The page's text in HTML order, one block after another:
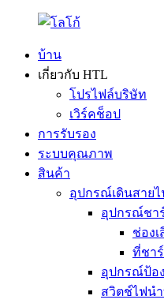
บ้าน
เกี่ยวกับ HTL
โปรไฟล์บริษัท
เวิร์คช็อป
การรับรอง
ระบบคุณภาพ
สินค้า
อุปกรณ์เดินสาย
อุปกรณ์ชา
ช่องเ
ที่ชาร์
อุปกรณ์ป้อ
สวิตช์ไฟนำ